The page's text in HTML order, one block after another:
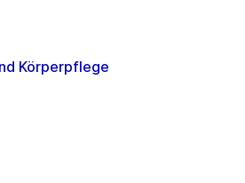
Körperpflege